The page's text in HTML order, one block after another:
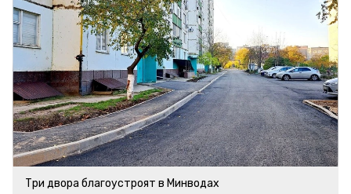
Три двора благоустроят в Минводах